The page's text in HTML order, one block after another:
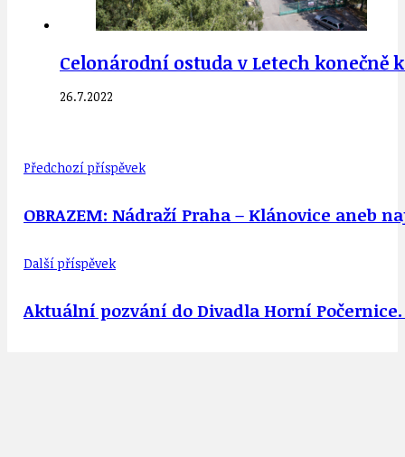
Celonárodní ostuda v Letech konečně
26.7.2022
Předchozí příspěvek
OBRAZEM: Nádraží Praha – Klánovice aneb
Další příspěvek
Aktuální pozvání do Divadla Horní